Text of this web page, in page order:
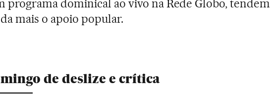
programa dominical ao vivo na Rede Globo, tendem
mais o apoio popular.
de deslize e crítica